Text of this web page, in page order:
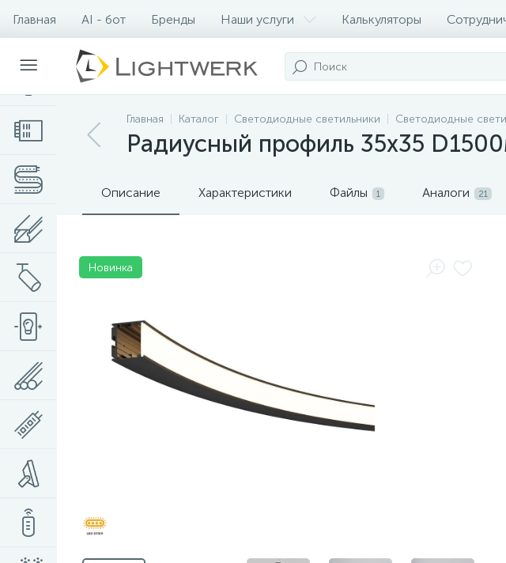
Главная AI - бот Бренды Наши услуги Калькуляторы
Контакты
Главная Каталог Светодиодные светильники Светодиодные
Радиусный профиль 35x35
Описание Характеристики Файлы 1 Аналоги 21
Новинка